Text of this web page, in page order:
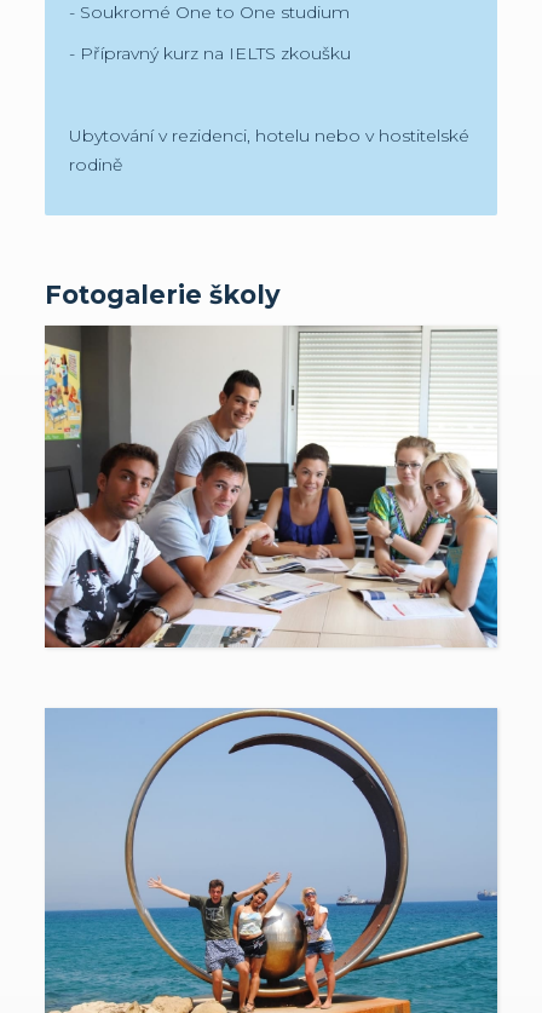
- Soukromé One to One studium
- Přípravný kurz na IELTS zkoušku
Ubytování v rezidenci, hotelu nebo v hostitelské
rodině
Fotogalerie školy